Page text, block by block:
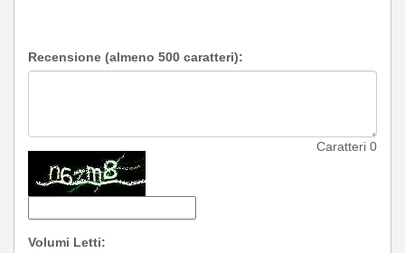
Recensione (almeno 500 caratteri):
Caratteri 0
Volumi Letti: